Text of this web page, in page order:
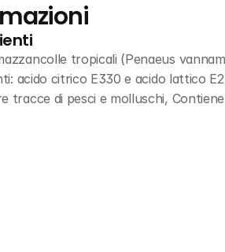
tropicali (Penaeus
acido citrico E330 e acido lattico
tracce di pesci e molluschi,